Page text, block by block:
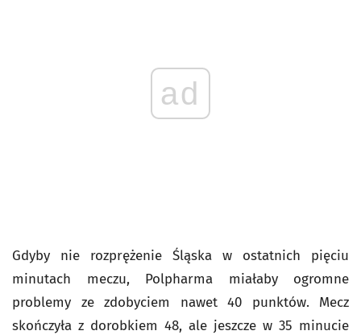
ad
Gdyby nie rozprężenie Śląska w ostatnich pięciu
minutach meczu, Polpharma miałaby ogromne
problemy ze zdobyciem nawet 40 punktów. Mecz
skończyła z dorobkiem 48, ale jeszcze w 35 minucie